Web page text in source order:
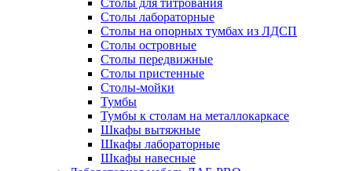
Столы для титрования
Столы лабораторные
Столы на опорных тумбах из ЛДСП
Столы островные
Столы передвижные
Столы пристенные
Столы-мойки
Тумбы
Тумбы к столам на металлокаркасе
Шкафы вытяжные
Шкафы лабораторные
Шкафы навесные